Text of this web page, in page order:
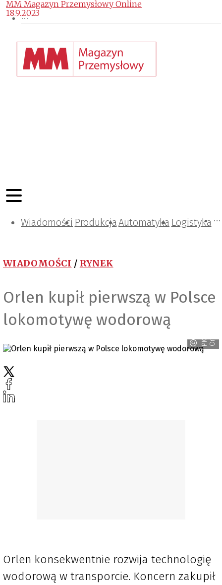
Wiadomości ProdukcjaAutomatyka Logistyka
Projektowanie i konstrukcje
Zarządzanie i IT
Tematy specjalne
WIADOMOŚCI / RYNEK
Orlen kupił pierwszą w Polsce
lokomotywę wodorową
P
K
N
O
r
l
en
MM Magazyn Przemysłowy Online
18.9.2023
Orlen konsekwentnie rozwija technologię
wodorową w transporcie. Koncern zakupił